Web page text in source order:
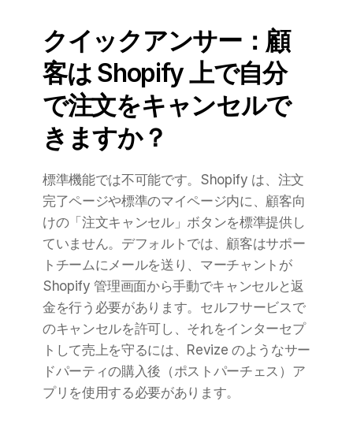
クイックアンサー：顧
客は Shopify 上で自分
で注文をキャンセルで
きますか？
標準機能では不可能です。Shopify は、注文
完了ページや標準のマイページ内に、顧客向
けの「注文キャンセル」ボタンを標準提供し
ていません。デフォルトでは、顧客はサポー
トチームにメールを送り、マーチャントが
Shopify 管理画面から手動でキャンセルと返
金を行う必要があります。セルフサービスで
のキャンセルを許可し、それをインターセプ
トして売上を守るには、Revize のようなサー
ドパーティの購入後（ポストパーチェス）ア
プリを使用する必要があります。